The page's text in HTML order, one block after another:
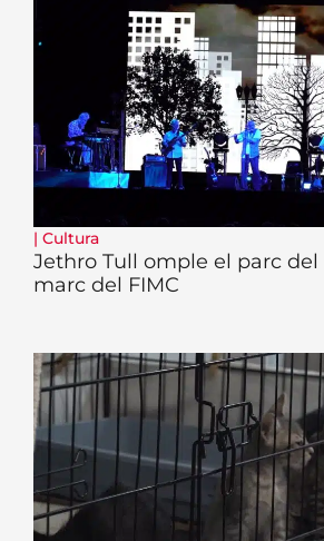
| Cultura
Jethro Tull omple el parc del
marc del FIMC